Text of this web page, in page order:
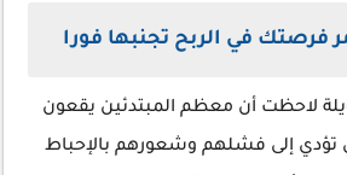
فرصتك في الربح تجنبها فورا
لاحظت أن معظم المبتدئين يقعون
تؤدي إلى فشلهم وشعورهم بالإحباط